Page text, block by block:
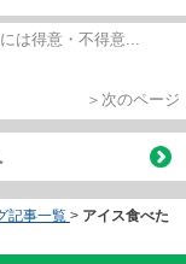
は得意・不得意...
＞次のページ
記事一覧 > アイス食べた